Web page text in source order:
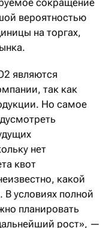
сокращение
вероятностью
на торгах,
являются
так как
Но самое
нет
квот
какой
В условиях полной
планировать
рост», —